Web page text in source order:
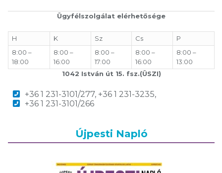
Ügyfélszolgálat elérhetősége
H K Sz Cs
P
8:00 –
18:00
8:00 –
16:00
8:00 –
17:00
8:00 –
16:00
8:00 –
13:00
1042 István út 15. fsz.(ÜSZI)
+36 1 231-3101/277, +36 1 231-3235,
+36 1 231-3101/266
Újpesti Napló